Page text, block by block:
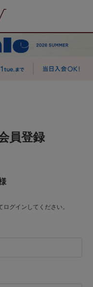
員登録
グインしてください。